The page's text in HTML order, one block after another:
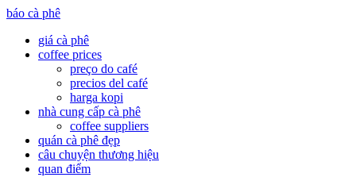
báo cà phê
giá cà phê
coffee prices
preço do café
precios del café
harga kopi
nhà cung cấp cà phê
coffee suppliers
quán cà phê đẹp
câu chuyện thương hiệu
quan điểm